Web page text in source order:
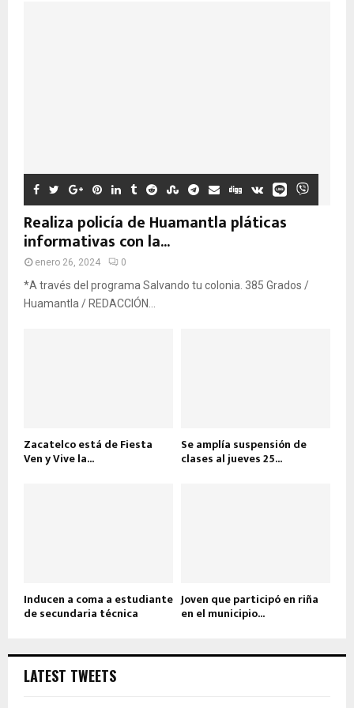
Realiza policía de Huamantla pláticas
informativas con la...
enero 26, 2024 0
*A través del programa Salvando tu colonia. 385 Grados /
Huamantla / REDACCIÓN...
Zacatelco está de Fiesta
Ven y Vive la...
Se amplía suspensión de
clases al jueves 25...
Inducen a coma a estudiante
de secundaria técnica
Joven que participó en riña
en el municipio...
LATEST TWEETS